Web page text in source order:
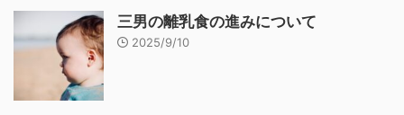
三男の離乳食の進みについて
2025/9/10